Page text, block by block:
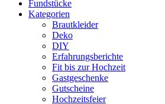
Fundstücke
Kategorien
Brautkleider
Deko
DIY
Erfahrungsberichte
Fit bis zur Hochzeit
Gastgeschenke
Gutscheine
Hochzeitsfeier